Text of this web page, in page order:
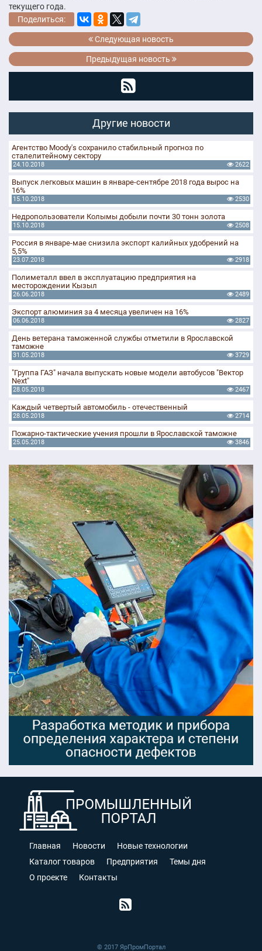
текущего года.
Поделиться:
Следующая новость
Предыдущая новость
Другие новости
Агентство Moody's сохранило стабильный прогноз по
сталелитейному сектору
24.10.2018 2622
Выпуск легковых машин в январе-сентябре 2018 года вырос на
16%
15.10.2018 2530
Недропользователи Колымы добыли почти 30 тонн золота
15.10.2018 2508
Россия в январе-мае снизила экспорт калийных удобрений на
5,5%
23.07.2018 2918
Полиметалл ввел в эксплуатацию предприятия на
месторождении Кызыл
26.06.2018 2489
Экспорт алюминия за 4 месяца увеличен на 16%
06.06.2018 2827
День ветерана таможенной службы отметили в Ярославской
таможне
31.05.2018 3729
"Группа ГАЗ" начала выпускать новые модели автобусов "Вектор
Next"
28.05.2018 2467
Каждый четвертый автомобиль - отечественный
28.05.2018 2714
Пожарно-тактические учения прошли в Ярославской таможне
25.05.2018 3846
Главная Новости
Новые технологии
Каталог товаров
Предприятия
Темы дня
О проекте
Контакты
© 2017 ЯрПромПортал